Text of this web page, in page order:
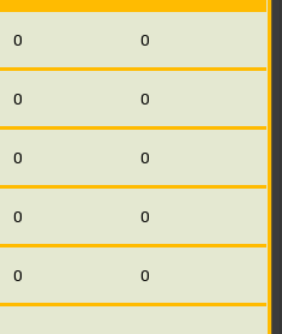
0 0
0 0
0 0
0 0
0 0